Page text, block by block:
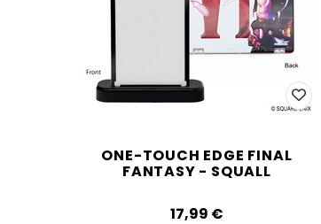
ONE-TOUCH EDGE FINAL
FANTASY - SQUALL
17,99‎ ‎€